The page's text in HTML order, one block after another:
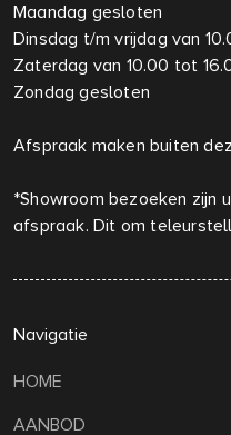
Maandag gesloten
Dinsdag t/m vrijdag van
Zaterdag van 10.00 tot
Zondag gesloten
Afspraak maken buiten
*Showroom bezoeken zijn
afspraak. Dit om
Navigatie
HOME
AANBOD